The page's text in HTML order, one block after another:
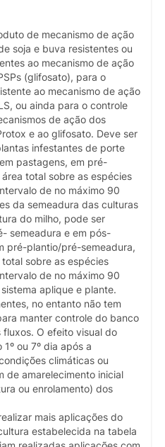
de mecanismo de ação
soja e buva resistentes ou
ao mecanismo de ação
(glifosato), para o
ao mecanismo de ação
ou ainda para o controle
de ação dos
e ao glifosato. Deve ser
infestantes de porte
pastagens, em pré-
total sobre as espécies
de no máximo 90
da semeadura das culturas
do milho, pode ser
semeadura e em pós-
pré-plantio/pré-semeadura,
sobre as espécies
de no máximo 90
aplique e plante.
no entanto não tem
manter controle do banco
O efeito visual do
ou 7º dia após a
climáticas ou
de amarelecimento inicial
ou enrolamento) dos
mais aplicações do
estabelecida na tabela